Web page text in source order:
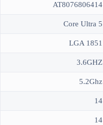
AT8076806414
Core Ultra 5
LGA 1851
3.6GHZ
5.2Ghz
14
14